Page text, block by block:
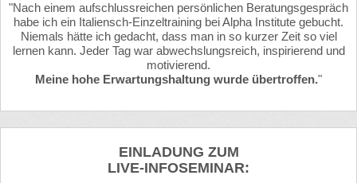
"Nach einem aufschlussreichen persönlichen Beratungsgespräch
habe ich ein Italiensch-Einzeltraining bei Alpha Institute gebucht.
Niemals hätte ich gedacht, dass man in so kurzer Zeit so viel
lernen kann. Jeder Tag war abwechslungsreich, inspirierend und
motivierend.
Meine hohe Erwartungshaltung wurde übertroffen."
EINLADUNG ZUM
LIVE-INFOSEMINAR: